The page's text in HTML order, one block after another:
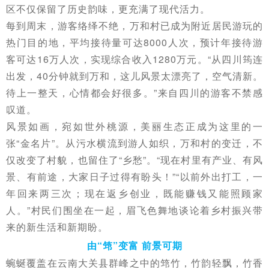
区不仅保留了历史韵味，更充满了现代活力。
每到周末，游客络绎不绝，万和村已成为附近居民游玩的
热门目的地， 平均接待量可达8000人次，预计年接待游
客可达16万人次，实现综合收入1280万元。 “从四川筠连
出发，40分钟就到万和，这儿风景太漂亮了，空气清新。
待上一整天，心情都会好很多。”来自四川的游客不禁感
叹道。
风景如画，宛如世外桃源，美丽生态正成为这里的一
张“金名片”。从污水横流到游人如织，万和村的变迁，不
仅改变了村貌，也留住了“乡愁”。“现在村里有产业、有风
景、有前途，大家日子过得有盼头！”“以前外出打工，一
年回来两三次；现在返乡创业，既能赚钱又能照顾家
人。”村民们围坐在一起，眉飞色舞地谈论着乡村振兴带
来的新生活和新期盼。
由“筇”变富 前景可期
蜿蜒覆盖在云南大关县群峰之中的筇竹，竹韵轻飘，竹香